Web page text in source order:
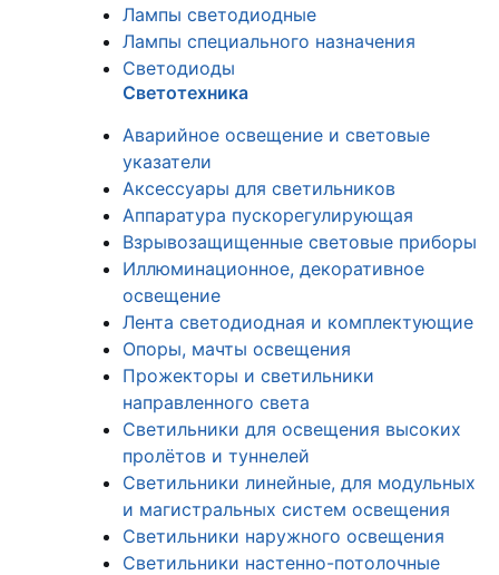
Лампы светодиодные
Лампы специального назначения
Светодиоды
Светотехника
Аварийное освещение и световые
указатели
Аксессуары для светильников
Аппаратура пускорегулирующая
Взрывозащищенные световые приборы
Иллюминационное, декоративное
освещение
Лента светодиодная и комплектующие
Опоры, мачты освещения
Прожекторы и светильники
направленного света
Светильники для освещения высоких
пролётов и туннелей
Светильники линейные, для модульных
и магистральных систем освещения
Светильники наружного освещения
Светильники настенно-потолочные